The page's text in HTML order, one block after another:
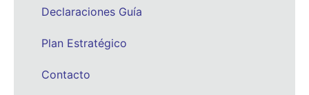
Declaraciones Guía
Plan Estratégico
Contacto